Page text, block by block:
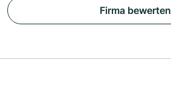
Firma bewerten